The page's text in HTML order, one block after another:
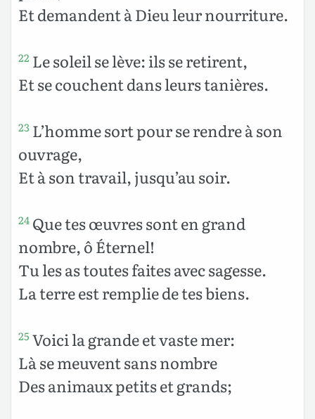
Et demandent à Dieu leur nourriture.
22 Le soleil se lève: ils se retirent,
Et se couchent dans leurs tanières.
23 L’homme sort pour se rendre à son
ouvrage,
Et à son travail, jusqu’au soir.
24 Que tes œuvres sont en grand
nombre, ô Éternel!
Tu les as toutes faites avec sagesse.
La terre est remplie de tes biens.
25 Voici la grande et vaste mer:
Là se meuvent sans nombre
Des animaux petits et grands;